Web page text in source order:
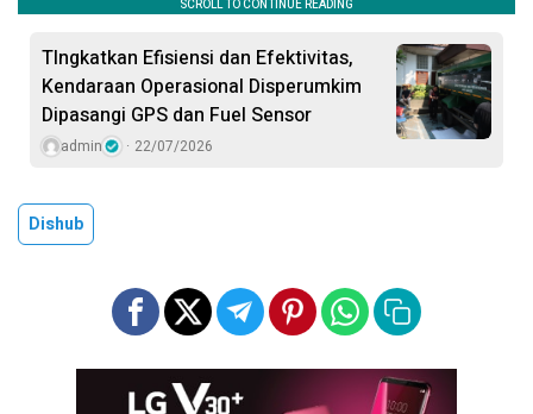
TIngkatkan Efisiensi dan Efektivitas,
Kendaraan Operasional Disperumkim
Dipasangi GPS dan Fuel Sensor
admin 22/07/2026
Dishub